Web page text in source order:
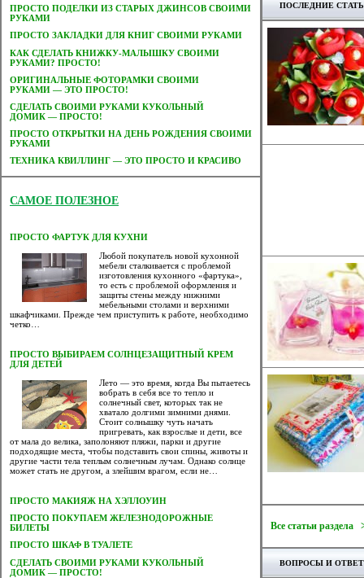
ПРОСТО ПОДЕЛКИ ИЗ СТАРЫХ ДЖИНСОВ СВОИМИ
РУКАМИ
ПРОСТО ЗАКЛАДКИ ДЛЯ КНИГ СВОИМИ РУКАМИ
КАК СДЕЛАТЬ КНИЖКУ-МАЛЫШКУ СВОИМИ
РУКАМИ? ПРОСТО!
ОРИГИНАЛЬНЫЕ ФОТОРАМКИ СВОИМИ
РУКАМИ — ЭТО ПРОСТО!
CДЕЛАТЬ СВОИМИ РУКАМИ КУКОЛЬНЫЙ
ДОМИК — ПРОСТО!
ПРОСТО ОТКРЫТКИ НА ДЕНЬ РОЖДЕНИЯ СВОИМИ
РУКАМИ
ТЕХНИКА КВИЛЛИНГ — ЭТО ПРОСТО И КРАСИВО
САМОЕ ПОЛЕЗНОЕ
ПРОСТО ФАРТУК ДЛЯ КУХНИ
Любой покупатель новой кухонной
мебели сталкивается с проблемой
изготовления кухонного «фартука»,
то есть с проблемой оформления и
защиты стены между нижними
мебельными столами и верхними
шкафчиками. Прежде чем приступить к работе, необходимо
четко…
ПРОСТО ВЫБИРАЕМ СОЛНЦЕЗАЩИТНЫЙ КРЕМ
ДЛЯ ДЕТЕЙ
Лето — это время, когда Вы пытаетесь
вобрать в себя все то тепло и
солнечный свет, которых так не
хватало долгими зимними днями.
Стоит солнышку чуть начать
пригревать, как взрослые и дети, все
от мала до велика, заполоняют пляжи, парки и другие
подходящие места, чтобы подставить свои спины, животы и
другие части тела теплым солнечным лучам. Однако солнце
может стать не другом, а злейшим врагом, если не…
ПРОСТО МАКИЯЖ НА ХЭЛЛОУИН
ПРОСТО ПОКУПАЕМ ЖЕЛЕЗНОДОРОЖНЫЕ
БИЛЕТЫ
ПРОСТО ШКАФ В ТУАЛЕТЕ
CДЕЛАТЬ СВОИМИ РУКАМИ КУКОЛЬНЫЙ
ДОМИК — ПРОСТО!
ПОСЛЕДНИЕ
Все статьи раздела
ВОПРОСЫ И